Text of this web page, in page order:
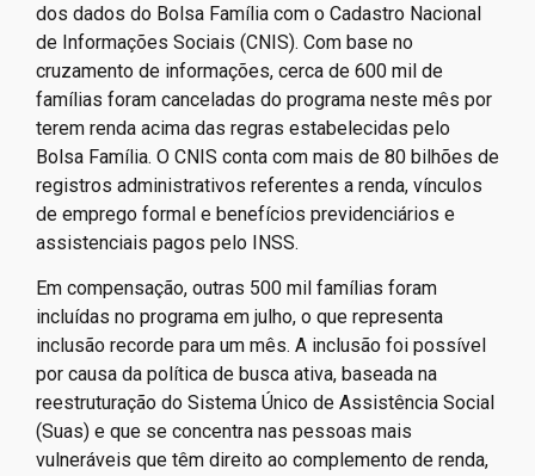
dos dados do Bolsa Família com o Cadastro Nacional
de Informações Sociais (CNIS). Com base no
cruzamento de informações, cerca de 600 mil de
famílias foram canceladas do programa neste mês por
terem renda acima das regras estabelecidas pelo
Bolsa Família. O CNIS conta com mais de 80 bilhões de
registros administrativos referentes a renda, vínculos
de emprego formal e benefícios previdenciários e
assistenciais pagos pelo INSS.
Em compensação, outras 500 mil famílias foram
incluídas no programa em julho, o que representa
inclusão recorde para um mês. A inclusão foi possível
por causa da política de busca ativa, baseada na
reestruturação do Sistema Único de Assistência Social
(Suas) e que se concentra nas pessoas mais
vulneráveis que têm direito ao complemento de renda,